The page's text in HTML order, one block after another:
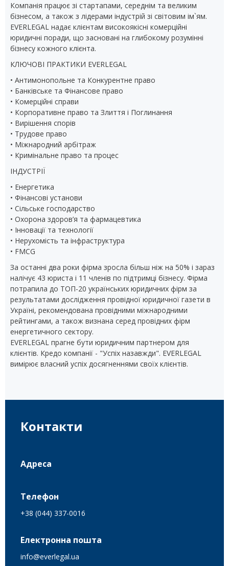
Компанія працює зі стартапами, середнім та великим
бізнесом, а також з лідерами індустрій зі світовим ім`ям.
EVERLEGAL надає клієнтам високоякісні комерційні
юридичні поради, що засновані на глибокому розумінні
бізнесу кожного клієнта.
КЛЮЧОВІ ПРАКТИКИ EVERLEGAL
• Антимонопольне та Конкурентне право
• Банківське та Фінансове право
• Комерційні справи
• Корпоративне право та Злиття і Поглинання
• Вирішення спорів
• Трудове право
• Міжнародний арбітраж
• Кримінальне право та процес
ІНДУСТРІЇ
• Енергетика
• Фінансові установи
• Сільське господарство
• Охорона здоров’я та фармацевтика
• Інновації та технології
• Нерухомість та інфраструктура
• FMCG
За останні два роки фірма зросла більш ніж на 50% і зараз
налічує 43 юриста і 11 членів по підтримці бізнесу. Фірма
потрапила до ТОП-20 українських юридичних фірм за
результатами дослідження провідної юридичної газети в
Україні, рекомендована провідними міжнародними
рейтингами, а також визнана серед провідних фірм
енергетичного сектору.
EVERLEGAL прагне бути юридичним партнером для
клієнтів. Кредо компанії - "Успіх назавжди". EVERLEGAL
вимірює власний успіх досягненнями своїх клієнтів.
Контакти
Адреса
Телефон
+38 (044) 337-0016
Електронна пошта
info@everlegal.ua